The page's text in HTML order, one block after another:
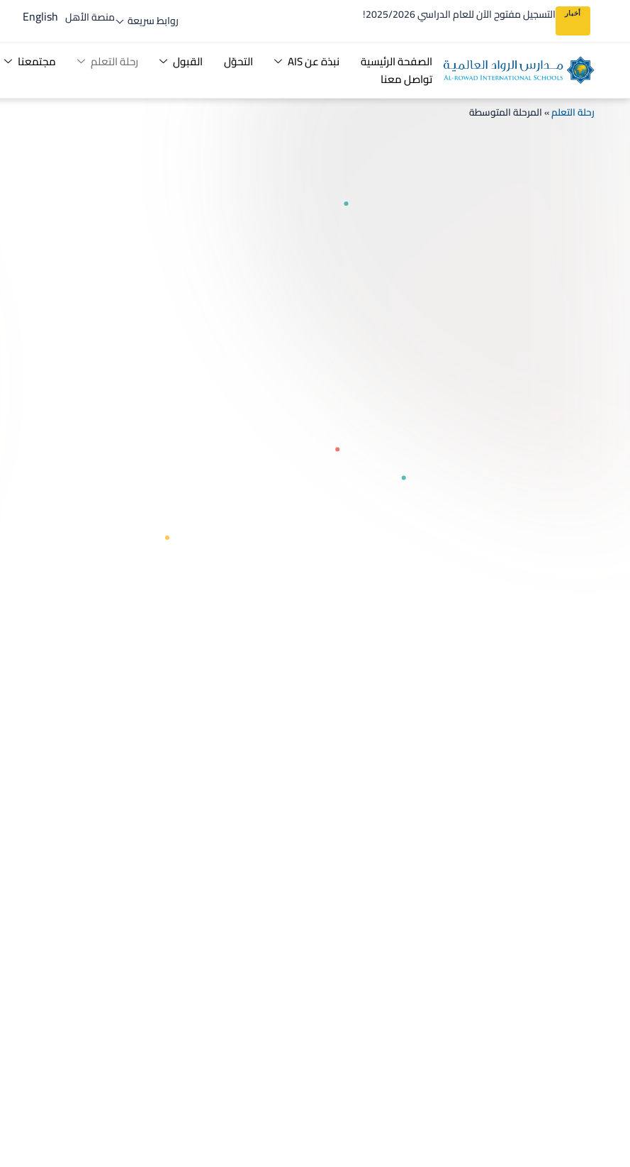
أخبار التسجيل مفتوح الآن للعام الدراسي 2025/2026! روابط سريعة منصة الأهل English
الصفحة الرئيسية نبذة عن AIS التحوّل القبول رحلة التعلم
مجتمعنا
تواصل معنا
رحلة التعلم»المرحلة المتوسطة
AL ROWAD